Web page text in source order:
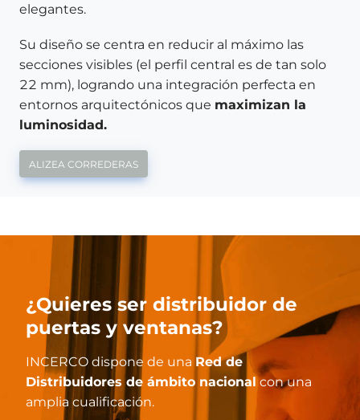
elegantes.
Su diseño se centra en reducir al máximo las
secciones visibles (el perfil central es de tan solo
22 mm), logrando una integración perfecta en
entornos arquitectónicos que maximizan la
luminosidad.
ALIZEA CORREDERAS
¿Quieres ser distribuidor de
puertas y ventanas?
INCERCO dispone de una Red de
Distribuidores de ámbito nacional con una
amplia cualificación.